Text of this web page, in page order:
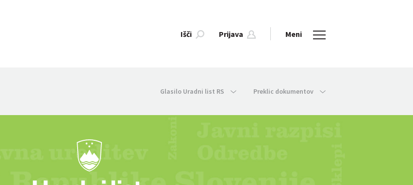
Išči Prijava Meni
Glasilo Uradni list RS Preklic dokumentov